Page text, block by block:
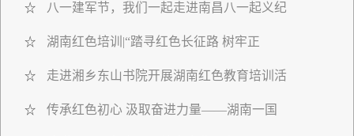
☆ 八一建军节，我们一起走进南昌八一起义纪
☆ 湖南红色培训|“踏寻红色长征路 树牢正
☆ 走进湘乡东山书院开展湖南红色教育培训活
☆ 传承红色初心 汲取奋进力量——湖南一国